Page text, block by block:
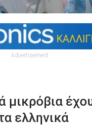
Advertisement
μικρόβια
ελληνικά